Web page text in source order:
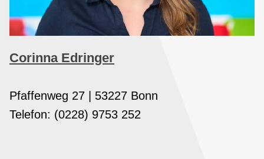
Corinna Edringer
Pfaffenweg 27 | 53227 Bonn
Telefon: (0228) 9753 252